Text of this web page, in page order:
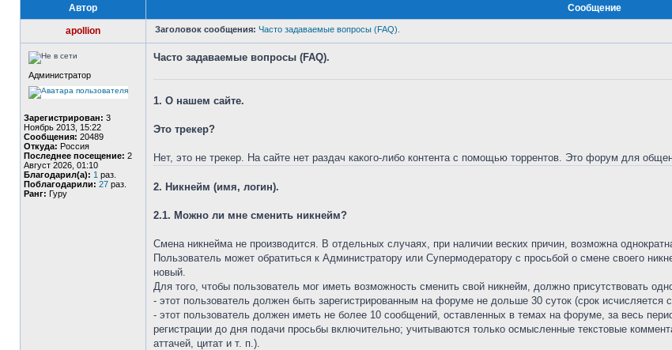
Автор Сообщение
apollion Заголовок сообщения: Часто задаваемые вопросы (FAQ).
Администратор
Зарегистрирован: 3
Ноябрь 2013, 15:22
Сообщения: 20489
Откуда: Россия
Последнее посещение: 2
Август 2026, 01:10
Благодарил(а): 1 раз.
Поблагодарили: 27 раз.
Ранг: Гуру
Часто задаваемые вопросы (FAQ).
1. О нашем сайте.
Это трекер?
Нет, это не трекер. На сайте нет раздач какого-либо контента с помощью торрентов. Это форум для
2. Никнейм (имя, логин).
2.1. Можно ли мне сменить никнейм?
Смена никнейма не производится. В отдельных случаях, при наличии веских причин, возможна
Пользователь может обратиться к Администратору или Супермодератору с просьбой о смене своего
новый.
Для того, чтобы пользователь мог иметь возможность сменить свой никнейм, должно присутствовать
- этот пользователь должен быть зарегистрированным на форуме не дольше 30 суток (срок исчисляется
- этот пользователь должен иметь не более 10 сообщений, оставленных в темах на форуме, за весь
регистрации до дня подачи просьбы включительно; учитываются только осмысленные текстовые
аттачей, цитат и т. п.).